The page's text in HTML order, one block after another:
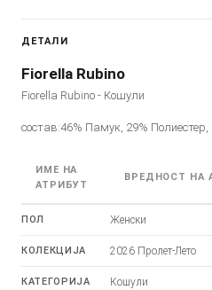
ДЕТАЛИ
Fiorella Rubino
Fiorella Rubino - Кошули
состав:46% Памук, 29%
ИМЕ НА
АТРИБУТ
ВРЕДНОСТ НА
ПОЛ Женски
КОЛЕКЦИЈА 2026 Пролет-Лето
КАТЕГОРИЈА Кошули